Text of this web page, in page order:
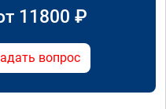
11800 ₽
вопрос